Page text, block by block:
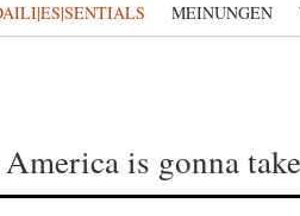
MEINUNGEN
is gonna